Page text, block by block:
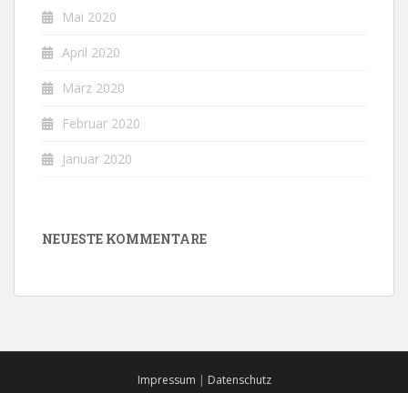
Mai 2020
April 2020
März 2020
Februar 2020
Januar 2020
NEUESTE KOMMENTARE
Impressum | Datenschutz